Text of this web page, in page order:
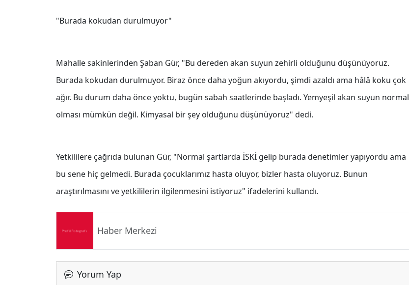
"Burada kokudan durulmuyor"
Mahalle sakinlerinden Şaban Gür, "Bu dereden akan suyun zehirli olduğunu düşünüyoruz.
Burada kokudan durulmuyor. Biraz önce daha yoğun akıyordu, şimdi azaldı ama hâlâ koku çok
ağır. Bu durum daha önce yoktu, bugün sabah saatlerinde başladı. Yemyeşil akan suyun normal
olması mümkün değil. Kimyasal bir şey olduğunu düşünüyoruz" dedi.
Yetkililere çağrıda bulunan Gür, "Normal şartlarda İSKİ gelip burada denetimler yapıyordu ama
bu sene hiç gelmedi. Burada çocuklarımız hasta oluyor, bizler hasta oluyoruz. Bunun
araştırılmasını ve yetkililerin ilgilenmesini istiyoruz" ifadelerini kullandı.
Haber Merkezi
Yorum Yap